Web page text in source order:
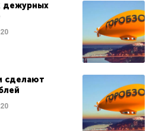
дежурных
сделают